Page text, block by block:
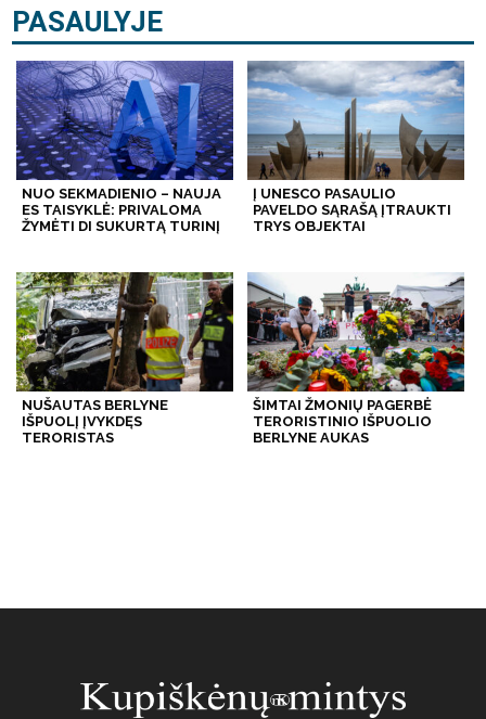
PASAULYJE
NUO SEKMADIENIO – NAUJA
ES TAISYKLĖ: PRIVALOMA
ŽYMĖTI DI SUKURTĄ TURINĮ
Į UNESCO PASAULIO
PAVELDO SĄRAŠĄ ĮTRAUKTI
TRYS OBJEKTAI
NUŠAUTAS BERLYNE
IŠPUOLĮ ĮVYKDĘS
TERORISTAS
ŠIMTAI ŽMONIŲ PAGERBĖ
TERORISTINIO IŠPUOLIO
BERLYNE AUKAS